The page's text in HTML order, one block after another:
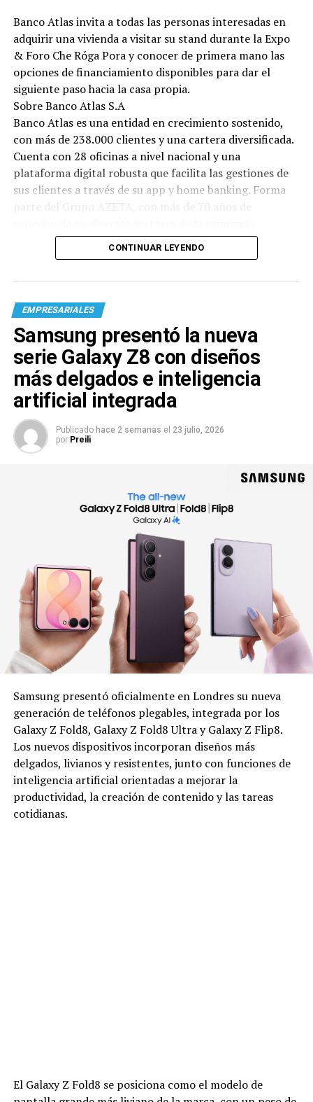
Banco Atlas invita a todas las personas interesadas en
adquirir una vivienda a visitar su stand durante la Expo
& Foro Che Róga Pora y conocer de primera mano las
opciones de financiamiento disponibles para dar el
siguiente paso hacia la casa propia.
Sobre Banco Atlas S.A
Banco Atlas es una entidad en crecimiento sostenido,
con más de 238.000 clientes y una cartera diversificada.
Cuenta con 28 oficinas a nivel nacional y una
plataforma digital robusta que facilita las gestiones de
sus clientes a través de su app y home banking. Forma
CONTINUAR LEYENDO
EMPRESARIALES
Samsung presentó la nueva
serie Galaxy Z8 con diseños
más delgados e inteligencia
artificial integrada
Publicado hace 2 semanas el 23 julio, 2026
por Preili
Samsung presentó oficialmente en Londres su nueva
generación de teléfonos plegables, integrada por los
Galaxy Z Fold8, Galaxy Z Fold8 Ultra y Galaxy Z Flip8.
Los nuevos dispositivos incorporan diseños más
delgados, livianos y resistentes, junto con funciones de
inteligencia artificial orientadas a mejorar la
productividad, la creación de contenido y las tareas
cotidianas.
El Galaxy Z Fold8 se posiciona como el modelo de